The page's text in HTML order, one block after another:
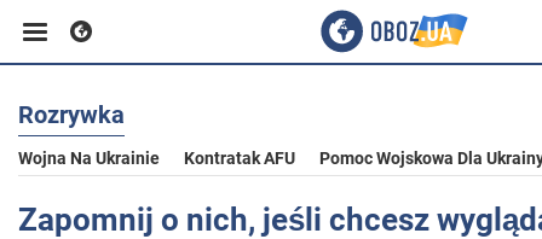
Biznes
Sport
Rozrywka
Wojna Na Ukrainie Kontratak AFU Pomoc Wojskowa Dla
Zapomnij o nich, jeśli chcesz